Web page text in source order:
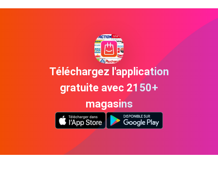
Téléchargez l'application
gratuite avec 2150+
magasins